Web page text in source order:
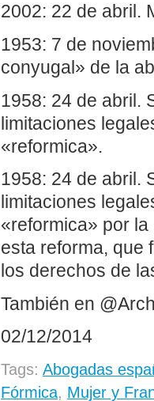
2002: 22 de abril.
1953: 7 de
conyugal» de la
1958: 24 de abril.
limitaciones
«reformica».
1958: 24 de abril.
limitaciones
«reformica» por
esta reforma, que
los derechos de
También en
02/12/2014
Tags: Abogadas
Fórmica, Mujer y